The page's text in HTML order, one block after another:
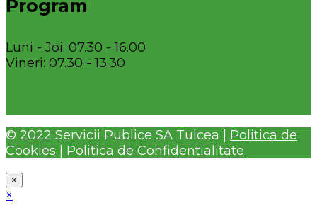
Program
Luni - Joi: 07.30 - 16.00
Vineri: 07.30 - 13.30
© 2022 Servicii Publice SA Tulcea | Politica de
Cookies
Politica de Confidentialitate
×
×